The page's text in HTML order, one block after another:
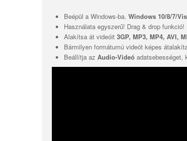
Beépül a Windows-ba. Windows 10/8/7/
Használata egyszerű! Drag & drop
Alakítsa át videóit 3GP, MP3, MP4, AVI,
Bármilyen formátumú videót képes
Beállítja az Audio-Videó adatsebességet,